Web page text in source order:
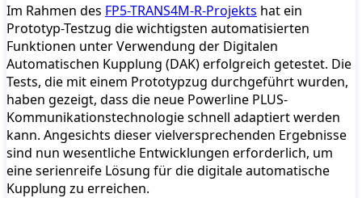
Im Rahmen des FP5-TRANS4M-R-Projekts hat ein
Prototyp-Testzug die wichtigsten automatisierten
Funktionen unter Verwendung der Digitalen
Automatischen Kupplung (DAK) erfolgreich getestet. Die
Tests, die mit einem Prototypzug durchgeführt wurden,
haben gezeigt, dass die neue Powerline PLUS-
Kommunikationstechnologie schnell adaptiert werden
kann. Angesichts dieser vielversprechenden Ergebnisse
sind nun wesentliche Entwicklungen erforderlich, um
eine serienreife Lösung für die digitale automatische
Kupplung zu erreichen.